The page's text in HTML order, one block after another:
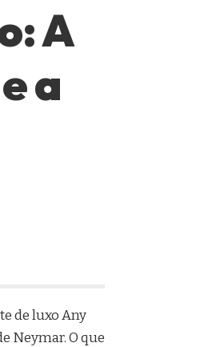
A
a
de luxo Any
Neymar. O que